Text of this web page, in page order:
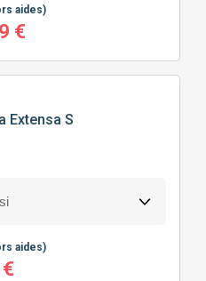
aides)
€
Extensa S
aides)